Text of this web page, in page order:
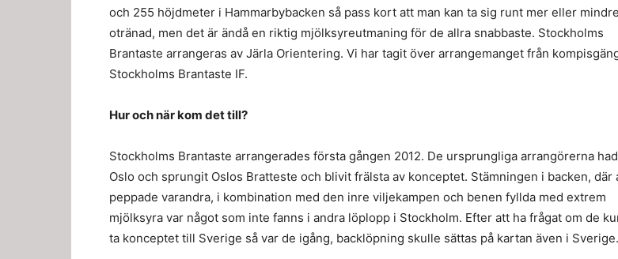
och 255 höjdmeter i Hammarbybacken så pass kort att man kan ta sig runt mer eller mindre
otränad, men det är ändå en riktig mjölksyreutmaning för de allra snabbaste. Stockholms
Brantaste arrangeras av Järla Orientering. Vi har tagit över arrangemanget från
Stockholms Brantaste IF.
Hur och när kom det till?
Stockholms Brantaste arrangerades första gången 2012. De ursprungliga arrangörerna
Oslo och sprungit Oslos Bratteste och blivit frälsta av konceptet. Stämningen i backen, där
peppade varandra, i kombination med den inre viljekampen och benen fyllda med extrem
mjölksyra var något som inte fanns i andra löplopp i Stockholm. Efter att ha frågat om de
ta konceptet till Sverige så var de igång, backlöpning skulle sättas på kartan även i Sverige.